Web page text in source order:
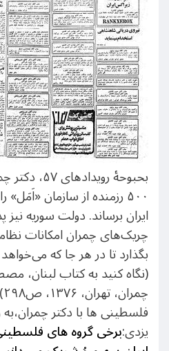
بحبوحۀ
۵۰۰ رزمنده از سازمان
ایران برساند. دولت سوریه نیز
چریک‌های چمران امکانات
بگذارد تا در هر جا که
(نگاه کنید به کتاب لبنان،
فلسطینی ها با دکتر چمران،به
یزدی:برخی گروه های